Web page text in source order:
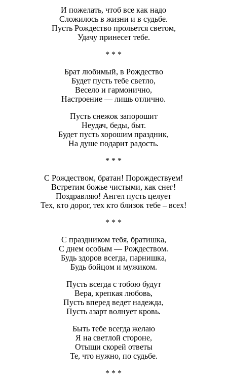
И пожелать, чтоб все как надо
Сложилось в жизни и в судьбе.
Пусть Рождество прольется светом,
Удачу принесет тебе.
* * *
Брат любимый, в Рождество
Будет пусть тебе светло,
Весело и гармонично,
Настроение — лишь отлично.
Пусть снежок запорошит
Неудач, беды, быт.
Будет пусть хорошим праздник,
На душе подарит радость.
* * *
С Рождеством, братан! Порождествуем!
Встретим божье чистыми, как снег!
Поздравляю! Ангел пусть целует
Тех, кто дорог, тех кто близок тебе – всех!
* * *
С праздником тебя, братишка,
С днем особым — Рождеством.
Будь здоров всегда, парнишка,
Будь бойцом и мужиком.
Пусть всегда с тобою будут
Вера, крепкая любовь,
Пусть вперед ведет надежда,
Пусть азарт волнует кровь.
Быть тебе всегда желаю
Я на светлой стороне,
Отыщи скорей ответы
Те, что нужно, по судьбе.
* * *